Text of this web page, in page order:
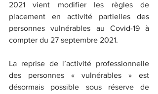
2021 vient modifier les règles de
placement en activité partielles des
personnes vulnérables au Covid-19 à
compter du 27 septembre 2021.
La reprise de l’activité professionnelle
des personnes « vulnérables » est
désormais possible sous réserve de